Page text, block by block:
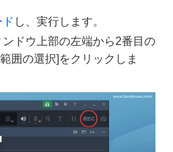
し、実行します。
ドウ上部の左端から2番目の
囲の選択]をクリックしま